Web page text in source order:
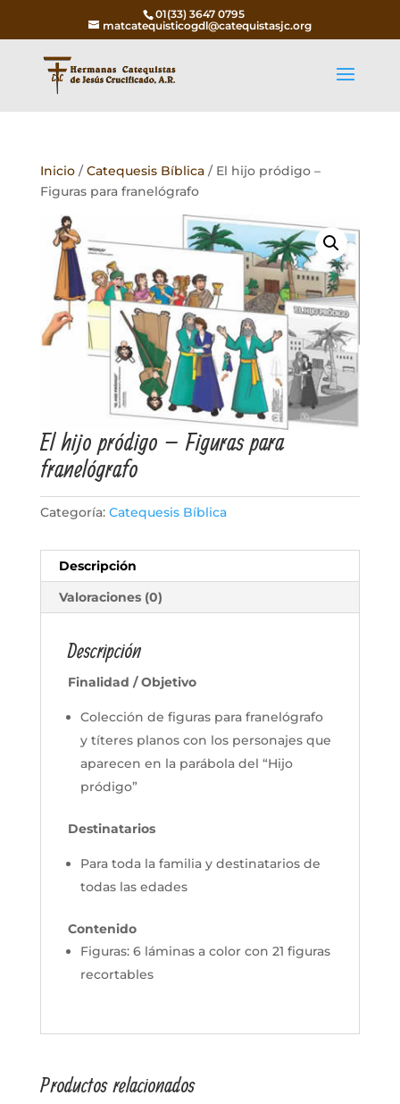
01(33) 3647 0795
matcatequisticogdl@catequistasjc.org
Inicio/Catequesis Bíblica/ El hijo pródigo –
Figuras para franelógrafo
El hijo pródigo – Figuras para
franelógrafo
Categoría: Catequesis Bíblica
Descripción
Valoraciones (0)
Descripción
Finalidad / Objetivo
Colección de figuras para franelógrafo
y títeres planos con los personajes que
aparecen en la parábola del “Hijo
pródigo”
Destinatarios
Para toda la familia y destinatarios de
todas las edades
Contenido
Figuras: 6 láminas a color con 21 figuras
recortables
Productos relacionados